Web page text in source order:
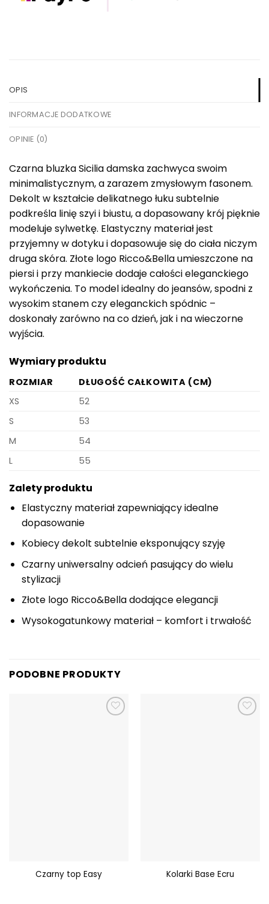
OPIS
INFORMACJE DODATKOWE
OPINIE (0)
Czarna bluzka Sicilia damska zachwyca swoim
minimalistycznym, a zarazem zmysłowym fasonem.
Dekolt w kształcie delikatnego łuku subtelnie
podkreśla linię szyi i biustu, a dopasowany krój pięknie
modeluje sylwetkę. Elastyczny materiał jest
przyjemny w dotyku i dopasowuje się do ciała niczym
druga skóra. Złote logo Ricco&Bella umieszczone na
piersi i przy mankiecie dodaje całości eleganckiego
wykończenia. To model idealny do jeansów, spodni z
wysokim stanem czy eleganckich spódnic –
doskonały zarówno na co dzień, jak i na wieczorne
wyjścia.
Wymiary produktu
ROZMIAR
DŁUGOŚĆ CAŁKOWITA (CM)
XS
52
S
53
M
54
L
55
Zalety produktu
Elastyczny materiał zapewniający idealne
dopasowanie
Kobiecy dekolt subtelnie eksponujący szyję
Czarny uniwersalny odcień pasujący do wielu
stylizacji
Złote logo Ricco&Bella dodające elegancji
Wysokogatunkowy materiał – komfort i trwałość
PODOBNE PRODUKTY
Czarny top Easy Kolarki Base Ecru